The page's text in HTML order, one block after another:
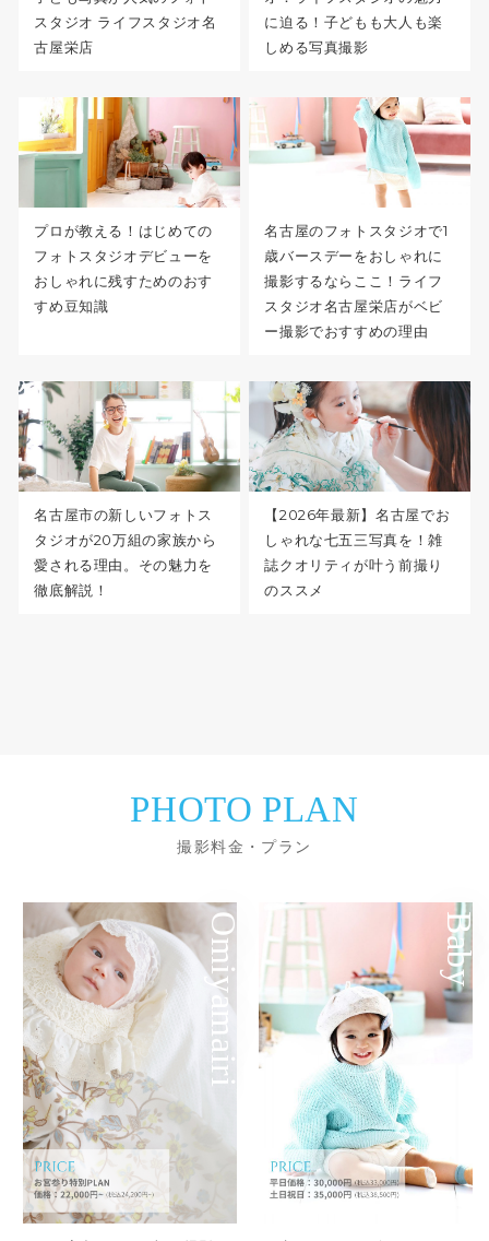
スタジオ ライフスタジオ名
古屋栄店
に迫る！子どもも大人も楽
しめる写真撮影
プロが教える！はじめての
フォトスタジオデビューを
おしゃれに残すためのおす
すめ豆知識
名古屋のフォトスタジオで1
歳バースデーをおしゃれに
撮影するならここ！ライフ
スタジオ名古屋栄店がベビ
ー撮影でおすすめの理由
名古屋市の新しいフォトス
タジオが20万組の家族から
愛される理由。その魅力を
徹底解説！
【2026年最新】名古屋でお
しゃれな七五三写真を！雑
誌クオリティが叶う前撮り
のススメ
PHOTO PLAN
撮影料金・プラン
Omiyamairi Baby